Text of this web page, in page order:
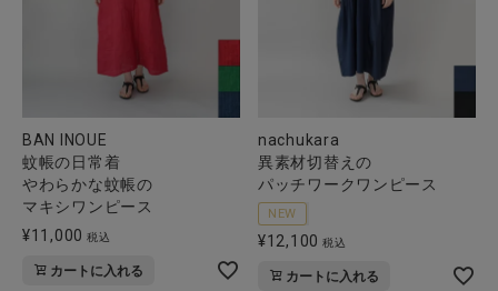
BAN INOUE
蚊帳の日常着
やわらかな蚊帳の
マキシワンピース
¥11,000 税込
カートに入れる
nachukara
異素材切替えの
パッチワークワンピース
NEW
¥12,100 税込
カートに入れる